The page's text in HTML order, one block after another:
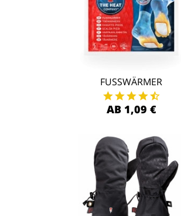
FUSSWÄRMER
AB 1,09 €